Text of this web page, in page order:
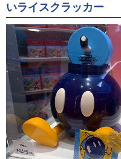
いライスクラッカー